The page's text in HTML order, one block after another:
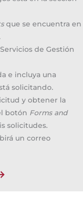
que se encuentra en
de Gestión
e incluya una
solicitando.
y obtener la
botón Forms and
solicitudes.
un correo